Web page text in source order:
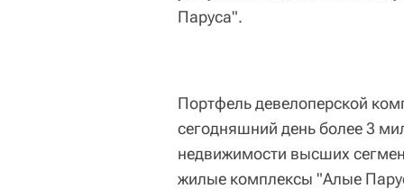
Паруса".
Портфель девелоперской
сегодняшний день более 3
недвижимости высших
жилые комплексы "Алые